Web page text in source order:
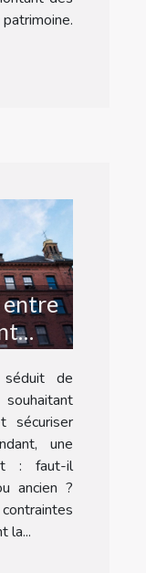
ou
séduit de
sécuriser
une
: faut-il
ancien ?
la...